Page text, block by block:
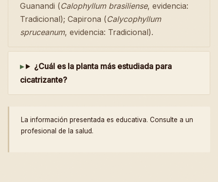
Guanandi (Calophyllum brasiliense, evidencia:
Tradicional); Capirona (Calycophyllum
spruceanum, evidencia: Tradicional).
¿Cuál es la planta más estudiada para
cicatrizante?
La información presentada es educativa. Consulte a un
profesional de la salud.